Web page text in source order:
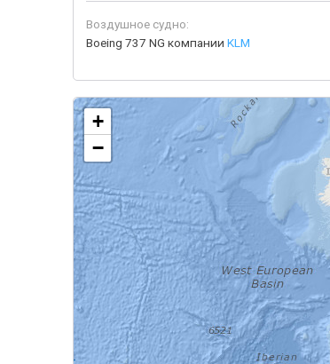
Воздушное судно:
Boeing 737 NG компании KLM
+
−